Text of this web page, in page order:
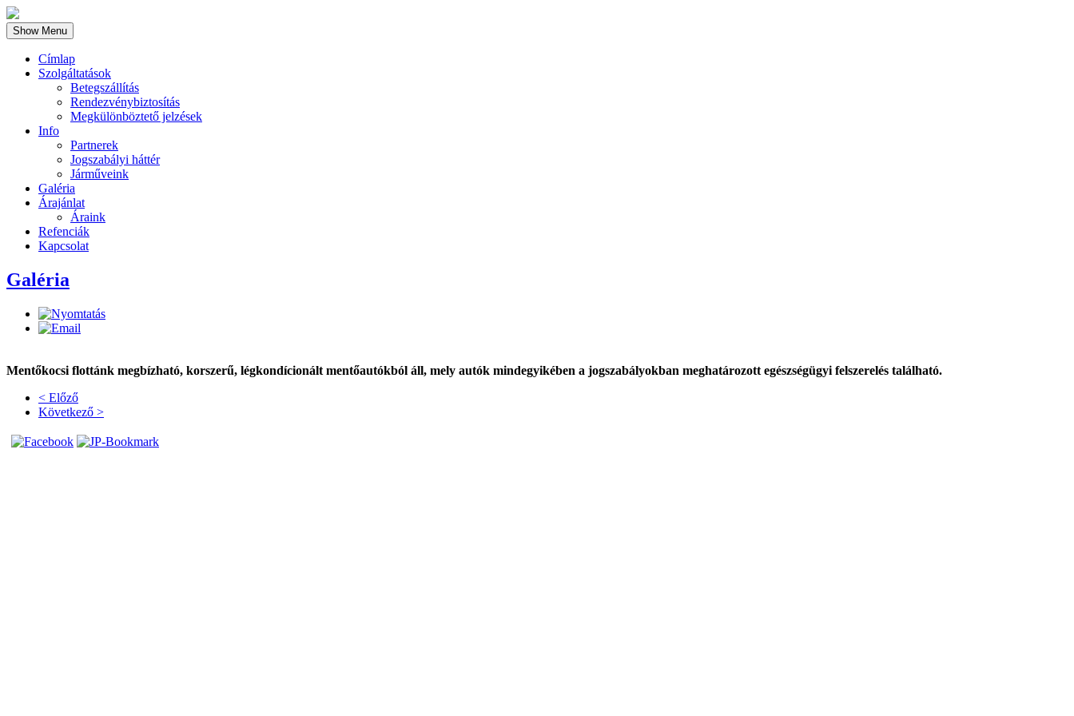
Show Menu
Címlap
Szolgáltatások
Betegszállítás
Rendezvénybiztosítás
Megkülönböztető jelzések
Info
Partnerek
Jogszabályi háttér
Járműveink
Galéria
Árajánlat
Áraink
Refenciák
Kapcsolat
Galéria
Mentőkocsi flottánk megbízható, korszerű, légkondícionált mentőautókból áll, mely autók mindegyikében a jogszabályokban meghatározott egészségügyi felszerelés található.
< Előző
Következő >